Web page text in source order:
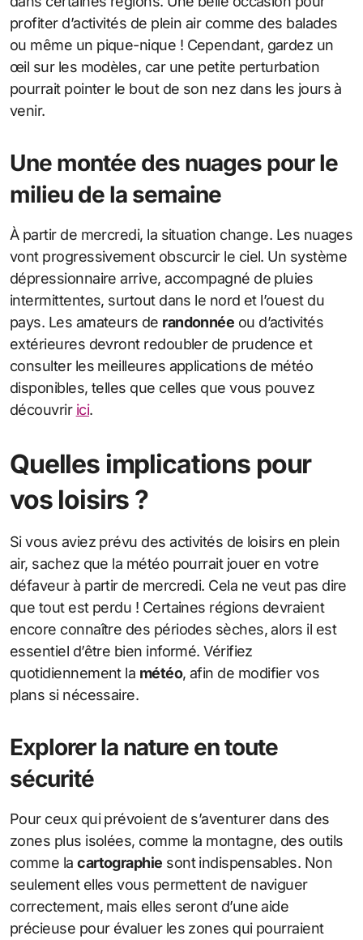
profiter d’activités de plein air comme des balades
ou même un pique-nique ! Cependant, gardez un
œil sur les modèles, car une petite perturbation
pourrait pointer le bout de son nez dans les jours à
venir.
Une montée des nuages pour le
milieu de la semaine
À partir de mercredi, la situation change. Les nuages
vont progressivement obscurcir le ciel. Un système
dépressionnaire arrive, accompagné de pluies
intermittentes, surtout dans le nord et l’ouest du
pays. Les amateurs de randonnée ou d’activités
extérieures devront redoubler de prudence et
consulter les meilleures applications de météo
disponibles, telles que celles que vous pouvez
découvrir ici.
Quelles implications pour
vos loisirs ?
Si vous aviez prévu des activités de loisirs en plein
air, sachez que la météo pourrait jouer en votre
défaveur à partir de mercredi. Cela ne veut pas dire
que tout est perdu ! Certaines régions devraient
encore connaître des périodes sèches, alors il est
essentiel d’être bien informé. Vérifiez
quotidiennement la météo, afin de modifier vos
plans si nécessaire.
Explorer la nature en toute
sécurité
Pour ceux qui prévoient de s’aventurer dans des
zones plus isolées, comme la montagne, des outils
comme lacartographie sont indispensables. Non
seulement elles vous permettent de naviguer
correctement, mais elles seront d’une aide
précieuse pour évaluer les zones qui pourraient